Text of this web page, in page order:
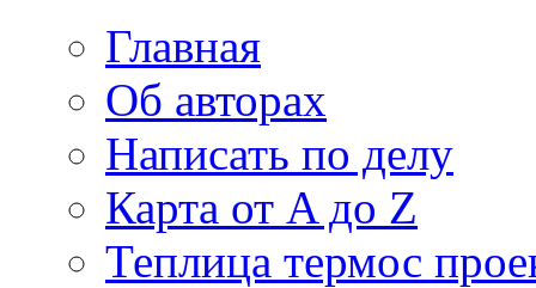
Главная
Об авторах
Написать по делу
Карта от A до Z
Теплица термос